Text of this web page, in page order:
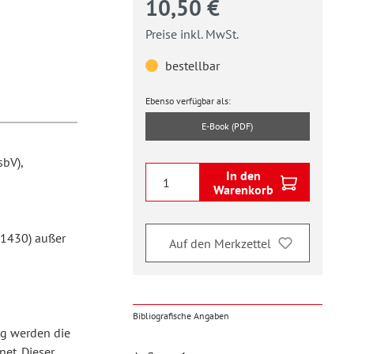
außer
werden die
10,50 €
Preise inkl. MwSt.
bestellbar
Ebenso verfügbar als:
E-Book (PDF)
In den
Warenkorb
Auf den Merkzettel
Bibliografische Angaben